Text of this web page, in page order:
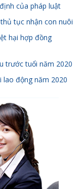
của pháp luật
tục nhận con nuôi
hại hợp đồng
trước tuổi năm 2020
động năm 2020